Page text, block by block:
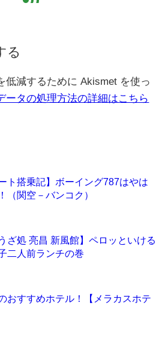
る
低減するために Akismet を使っ
ータの処理方法の詳細はこちら
ト搭乗記】ボーイング787はやは
（関空－バンコク）
ざ処 亮昌 新風館】ペロッといける
二人前ランチの巻
おすすめホテル！【メラカスホテ